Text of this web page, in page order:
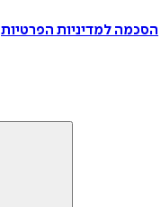
הסכמה למדיניות הפרטיות